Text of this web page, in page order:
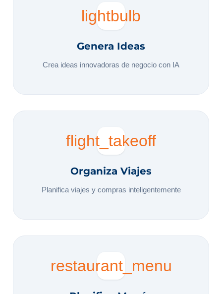
lightbulb
Genera Ideas
Crea ideas innovadoras de negocio con IA
flight_takeoff
Organiza Viajes
Planifica viajes y compras inteligentemente
restaurant_menu